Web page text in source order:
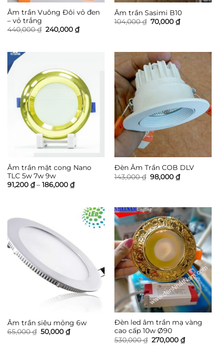
Âm trần Vuông Đôi vỏ đen
– vỏ trắng
440,000₫ Giá
240,000 ₫Giá
hiện
Âm trần Sasimi B10
104,000₫ Giá
gốc
70,000 ₫Giá
hiện
Âm trần mặt cong Nano
TLC 5w 7w 9w
91,200 ₫ – 186,000 ₫Khoảng
giá:
đến
186,000 ₫
Đèn Âm Trần COB DLV
143,000₫ Giá
gốc
98,000 ₫Giá
hiện
Âm trần siêu mỏng 6w
65,000₫ Giá
gốc
50,000 ₫Giá
hiện
Đèn led âm trần mạ vàng
cao cấp 10w Ø90
530,000₫ Giá
gốc
270,000 ₫Giá
hiện